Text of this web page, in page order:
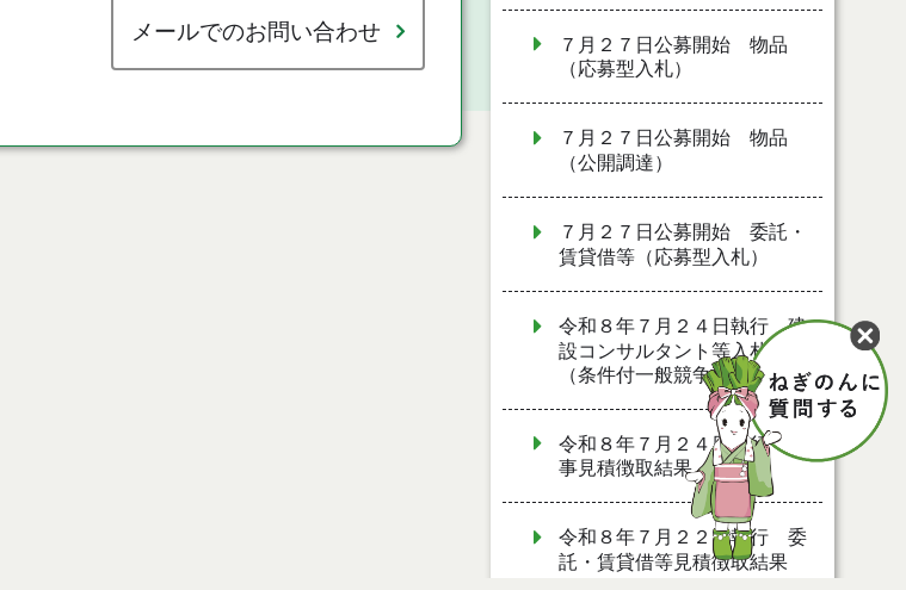
メールでのお問い合わせ
７月２７日公募開始 物品
（応募型入札）
７月２７日公募開始 物品
（公開調達）
７月２７日公募開始 委託・
賃貸借等（応募型入札）
令和８年７月２４日執行 建
設コンサルタント等入札結果
（条件付一般競争入札）
令和８年７月２４日執行 工
事見積徴取結果
令和８年７月２２日執行 委
託・賃貸借等見積徴取結果